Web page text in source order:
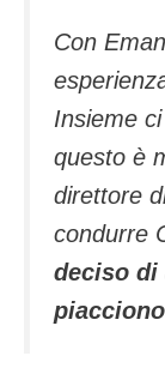
Con
Insieme
questo è
direttore
condurre
deciso di